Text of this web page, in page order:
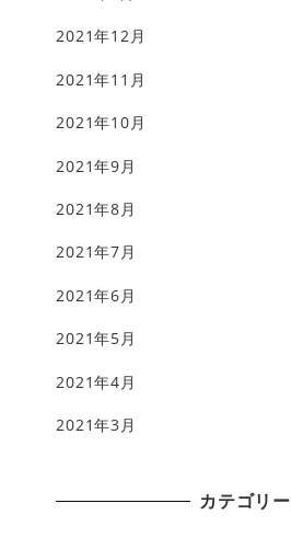
2021年12月
2021年11月
2021年10月
2021年9月
2021年8月
2021年7月
2021年6月
2021年5月
2021年4月
2021年3月
カテゴリー